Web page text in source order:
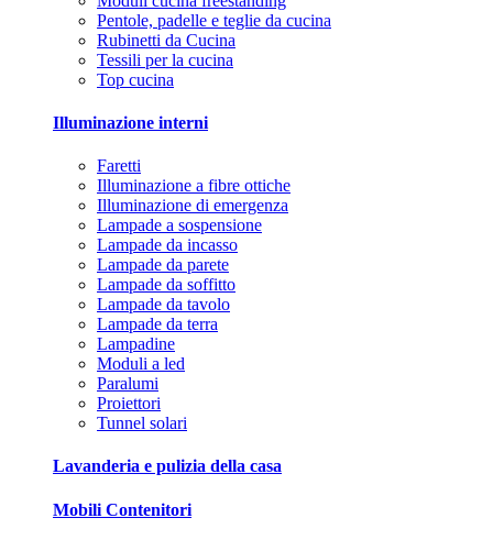
Pentole, padelle e teglie da cucina
Rubinetti da Cucina
Tessili per la cucina
Top cucina
Illuminazione interni
Faretti
Illuminazione a fibre ottiche
Illuminazione di emergenza
Lampade a sospensione
Lampade da incasso
Lampade da parete
Lampade da soffitto
Lampade da tavolo
Lampade da terra
Lampadine
Moduli a led
Paralumi
Proiettori
Tunnel solari
Lavanderia e pulizia della casa
Mobili Contenitori